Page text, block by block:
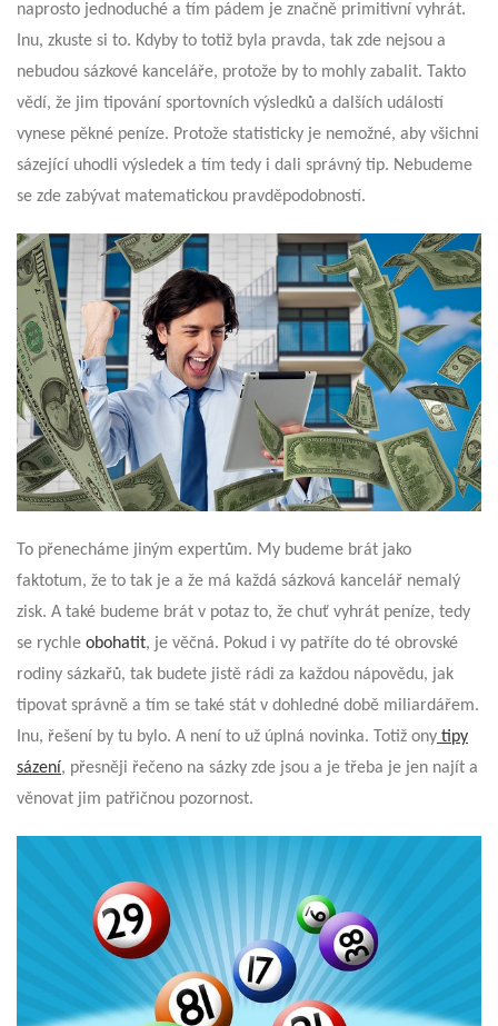
naprosto jednoduché a tím pádem je značně primitivní vyhrát.
Inu, zkuste si to. Kdyby to totiž byla pravda, tak zde nejsou a
nebudou sázkové kanceláře, protože by to mohly zabalit. Takto
vědí, že jim tipování sportovních výsledků a dalších událostí
vynese pěkné peníze. Protože statisticky je nemožné, aby všichni
sázející uhodli výsledek a tím tedy i dali správný tip. Nebudeme
se zde zabývat matematickou pravděpodobností.
To přenecháme jiným expertům. My budeme brát jako
faktotum, že to tak je a že má každá sázková kancelář nemalý
zisk. A také budeme brát v potaz to, že chuť vyhrát peníze, tedy
se rychle obohatit, je věčná. Pokud i vy patříte do té obrovské
rodiny sázkařů, tak budete jistě rádi za každou nápovědu, jak
tipovat správně a tím se také stát v dohledné době miliardářem.
Inu, řešení by tu bylo. A není to už úplná novinka. Totiž ony tipy
sázení, přesněji řečeno na sázky zde jsou a je třeba je jen najít a
věnovat jim patřičnou pozornost.